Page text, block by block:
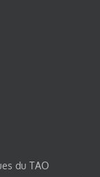
du TAO